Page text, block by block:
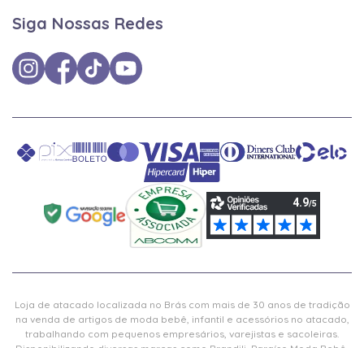
Siga Nossas Redes
Loja de atacado localizada no Brás com mais de 30 anos de tradição
na venda de artigos de moda bebê, infantil e acessórios no atacado,
trabalhando com pequenos empresários, varejistas e sacoleiras.